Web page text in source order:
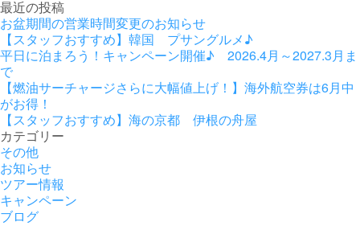
最近の投稿
お盆期間の営業時間変更のお知らせ
【スタッフおすすめ】韓国 プサングルメ♪
平日に泊まろう！キャンペーン開催♪ 2026.4月～2027.3月ま
で
【燃油サーチャージさらに大幅値上げ！】海外航空券は6月中
がお得！
【スタッフおすすめ】海の京都 伊根の舟屋
カテゴリー
その他
お知らせ
ツアー情報
キャンペーン
ブログ